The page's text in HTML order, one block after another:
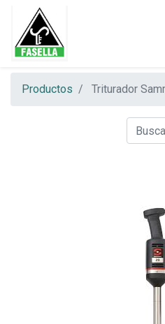
Productos Triturador